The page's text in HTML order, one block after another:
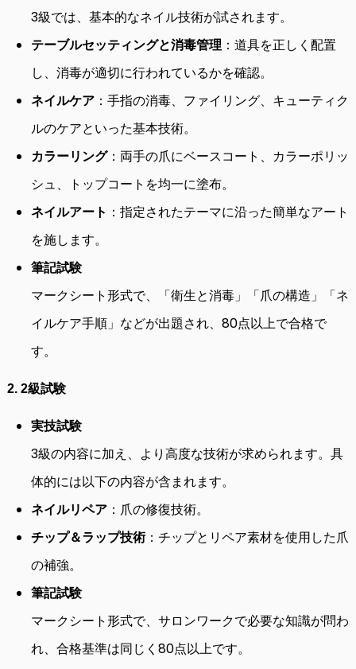
3級では、基本的なネイル技術が試されます。
テーブルセッティングと消毒管理：道具を正しく配置
し、消毒が適切に行われているかを確認。
ネイルケア ：手指の消毒、ファイリング、キューティク
ルのケアといった基本技術。
カラーリング：両手の爪にベースコート、カラーポリッ
シュ、トップコートを均一に塗布。
ネイルアート ：指定されたテーマに沿った簡単なアート
を施します。
筆記試験
マークシート形式で、「衛生と消毒」「爪の構造」「ネ
イルケア手順」などが出題され、80点以上で合格で
す。
2. 2級試験
実技試験
3級の内容に加え、より高度な技術が求められます。具
体的には以下の内容が含まれます。
ネイルリペア ：爪の修復技術。
チップ＆ラップ技術：チップとリペア素材を使用した爪
の補強。
筆記試験
マークシート形式で、サロンワークで必要な知識が問わ
れ、合格基準は同じく80点以上です。